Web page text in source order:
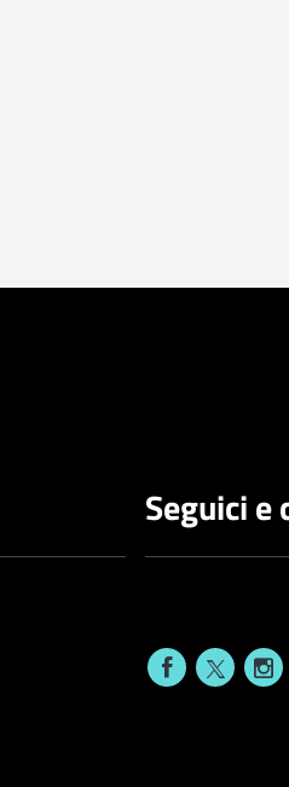
Seguici e